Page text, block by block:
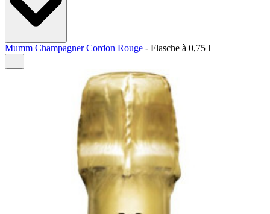
Mumm Champagner Cordon Rouge - Flasche à 0,75 l